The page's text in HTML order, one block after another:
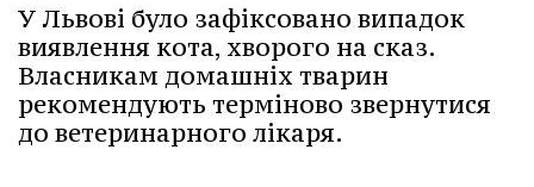
У Львові було зафіксовано випадок
виявлення кота, хворого на сказ.
Власникам домашніх тварин
рекомендують терміново звернутися
до ветеринарного лікаря.